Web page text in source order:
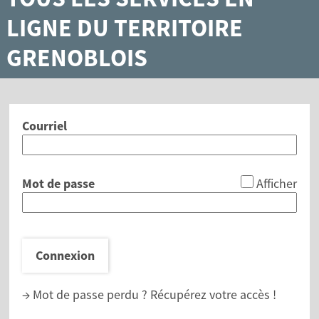
LIGNE DU TERRITOIRE
GRENOBLOIS
Courriel
Mot de passe Afficher
Connexion
→ Mot de passe perdu ? Récupérez votre accès !